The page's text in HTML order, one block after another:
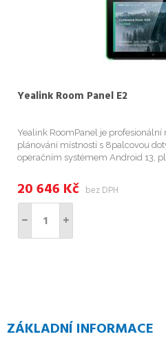
Yealink Room Panel E2
Yealink RoomPanel je
plánování místností s 8palcovou
operačním systémem Android 13,
jednom" nejen zobrazuje...
20 646 Kč bez DPH
ZÁKLADNÍ INFORMACE